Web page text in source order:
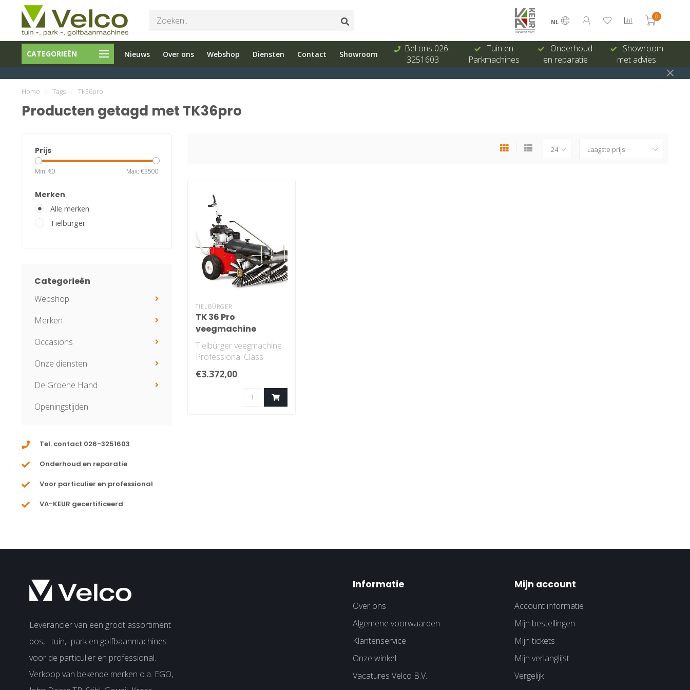
NL
0
CATEGORIEËN Nieuws Over ons Webshop Diensten Contact Showroom
3251603
Parkmachines
en reparatie
met advies
Bel ons 026-
3251603
Tuin en
Parkmachines
Onderhoud
en reparatie
Showroom
met advies
Home Tags TK36pro
Producten getagd met TK36pro
Prijs
Min: €0 Max: €3500
Merken
Alle merken
Tielbürger
Categorieën
Webshop
Merken
Occasions
Onze diensten
De Groene Hand
Openingstijden
Tel. contact 026-3251603
Onderhoud en reparatie
Voor particulier en professional
VA-KEUR gecertificeerd
TIELBÜRGER
TK 36 Pro
veegmachine
Tielbürger veegmachine
Professional Class
€3.372,00
Leverancier van een groot assortiment
bos, - tuin,- park en golfbaanmachines
voor de particulier en professional.
Verkoop van bekende merken o.a. EGO,
Informatie
Over ons
Algemene voorwaarden
Klantenservice
Onze winkel
Vacatures Velco B.V.
Mijn account
Account informatie
Mijn bestellingen
Mijn tickets
Mijn verlanglijst
Vergelijk